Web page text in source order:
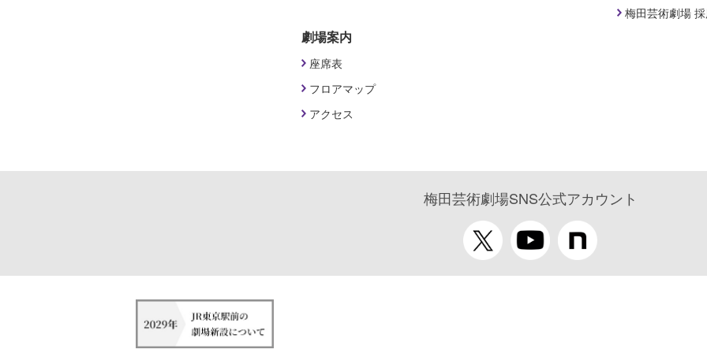
劇場案内
座席表
フロアマップ
アクセス
梅田芸術劇場
梅田芸術劇場SNS公式アカウント